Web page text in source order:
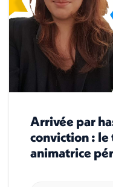
Arrivée par
conviction : le
animatrice